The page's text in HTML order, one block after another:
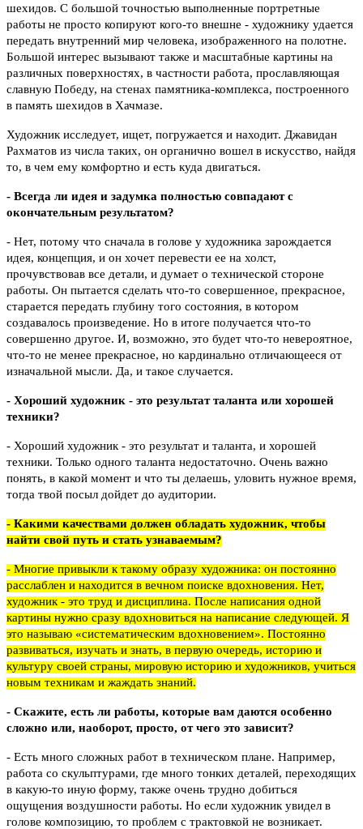
шехидов. С большой точностью выполненные портретные
работы не просто копируют кого-то внешне - художнику удается
передать внутренний мир человека, изображенного на полотне.
Большой интерес вызывают также и масштабные картины на
различных поверхностях, в частности работа, прославляющая
славную Победу, на стенах памятника-комплекса, построенного
в память шехидов в Хачмазе.
Художник исследует, ищет, погружается и находит. Джавидан
Рахматов из числа таких, он органично вошел в искусство, найдя
то, в чем ему комфортно и есть куда двигаться.
- Всегда ли идея и задумка полностью совпадают с
окончательным результатом?
- Нет, потому что сначала в голове у художника зарождается
идея, концепция, и он хочет перевести ее на холст,
прочувствовав все детали, и думает о технической стороне
работы. Он пытается сделать что-то совершенное, прекрасное,
старается передать глубину того состояния, в котором
создавалось произведение. Но в итоге получается что-то
совершенно другое. И, возможно, это будет что-то невероятное,
что-то не менее прекрасное, но кардинально отличающееся от
изначальной мысли. Да, и такое случается.
- Хороший художник - это результат таланта или хорошей
техники?
- Хороший художник - это результат и таланта, и хорошей
техники. Только одного таланта недостаточно. Очень важно
понять, в какой момент и что ты делаешь, уловить нужное время,
тогда твой посыл дойдет до аудитории.
- Какими качествами должен обладать художник, чтобы
найти свой путь и стать узнаваемым?
- Многие привыкли к такому образу художника: он постоянно
расслаблен и находится в вечном поиске вдохновения. Нет,
художник - это труд и дисциплина. После написания одной
картины нужно сразу вдохновиться на написание следующей. Я
это называю «систематическим вдохновением». Постоянно
развиваться, изучать и знать, в первую очередь, историю и
культуру своей страны, мировую историю и художников, учиться
новым техникам и жаждать знаний.
- Скажите, есть ли работы, которые вам даются особенно
сложно или, наоборот, просто, от чего это зависит?
- Есть много сложных работ в техническом плане. Например,
работа со скульптурами, где много тонких деталей, переходящих
в какую-то иную форму, также очень трудно добиться
ощущения воздушности работы. Но если художник увидел в
голове композицию, то проблем с трактовкой не возникает.